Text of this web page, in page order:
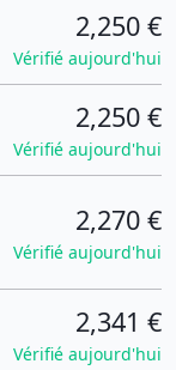
2,250 €
Vérifié aujourd'hui
2,250 €
Vérifié aujourd'hui
2,270 €
Vérifié aujourd'hui
2,341 €
Vérifié aujourd'hui